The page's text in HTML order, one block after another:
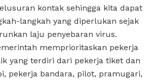
kontak sehingga kita dapat
langkah yang diperlukan sejak
laju penyebaran virus.
memprioritaskan pekerja
yang terdiri dari pekerja tiket dan
pekerja bandara, pilot, pramugari,